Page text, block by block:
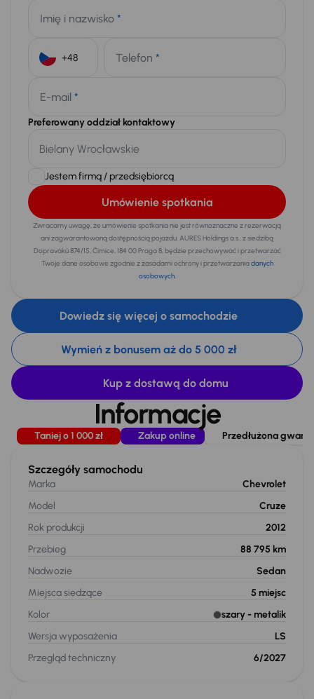
Imię i nazwisko *
Telefon *
E-mail *
Preferowany oddział kontaktowy
Jestem firmą / przedsiębiorcą
Umówienie spotkania
Zwracamy uwagę, że umówienie spotkania nie jest równoznaczne z rezerwacją
ani zagwarantowaną dostępnością pojazdu. AURES Holdings a.s., z siedzibą
Dopraváků 874/15, Čimice, 184 00 Praga 8, będzie przechowywać i przetwarzać
Twoje dane osobowe zgodnie z zasadami ochrony i przetwarzaniadanych
osobowych.
Dowiedz się więcej o samochodzie
Wymień z bonusem aż do 5 000 zł
Kup z dostawą do domu
Informacje
Taniej o 1 000 zł Zakup online Przedłużona
Szczegóły samochodu
Marka
Chevrolet
Model
Cruze
Rok produkcji
2012
Przebieg
88 795 km
Nadwozie
Sedan
Miejsca siedzące
5 miejsc
Kolor
szary - metalik
Wersja wyposażenia
LS
Przegląd techniczny
6/2027